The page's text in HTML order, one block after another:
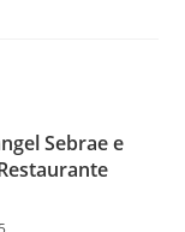
Sebrae e